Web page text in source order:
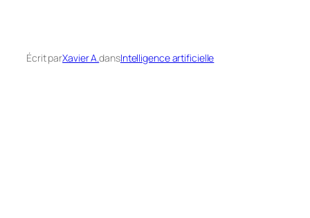
Écrit parXavier A.dansIntelligence artificielle